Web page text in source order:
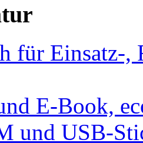
für Einsatz-,
E-Book,
und USB-